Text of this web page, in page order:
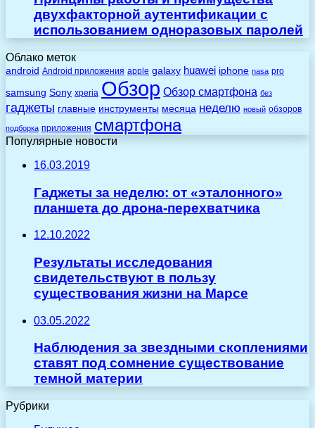
двухфакторной аутентификации с
использованием одноразовых паролей
Облако меток
android Android приложения apple galaxy huawei iphone nasa pro
samsung Sony xperia Обзор Обзор смартфона без
гаджеты главные инструменты месяца неделю новый обзоров
подборка приложения смартфона
Популярные новости
16.03.2019
Гаджеты за неделю: от «эталонного»
планшета до дрона-перехватчика
12.10.2022
Результаты исследования
свидетельствуют в пользу
существования жизни на Марсе
03.05.2022
Наблюдения за звездными скоплениями
ставят под сомнение существование
темной материи
Рубрики